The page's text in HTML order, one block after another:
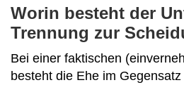
Worin besteht der
Trennung zur
Bei einer faktischen
besteht die Ehe im